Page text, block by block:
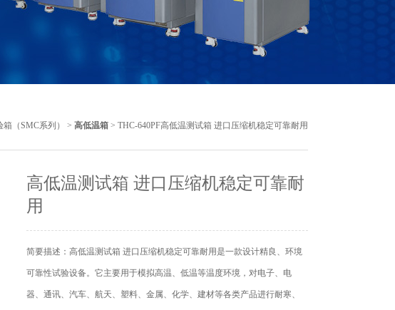
（SMC系列） > 高低温箱 > THC-640PF高低温测试箱 进口压缩机稳定可靠耐用
高低温测试箱 进口压缩机稳定可靠耐
用
简要描述：高低温测试箱 进口压缩机稳定可靠耐用是一款设计精良、环境
可靠性试验设备。它主要用于模拟高温、低温等温度环境，对电子、电
器、通讯、汽车、航天、塑料、金属、化学、建材等各类产品进行耐寒、